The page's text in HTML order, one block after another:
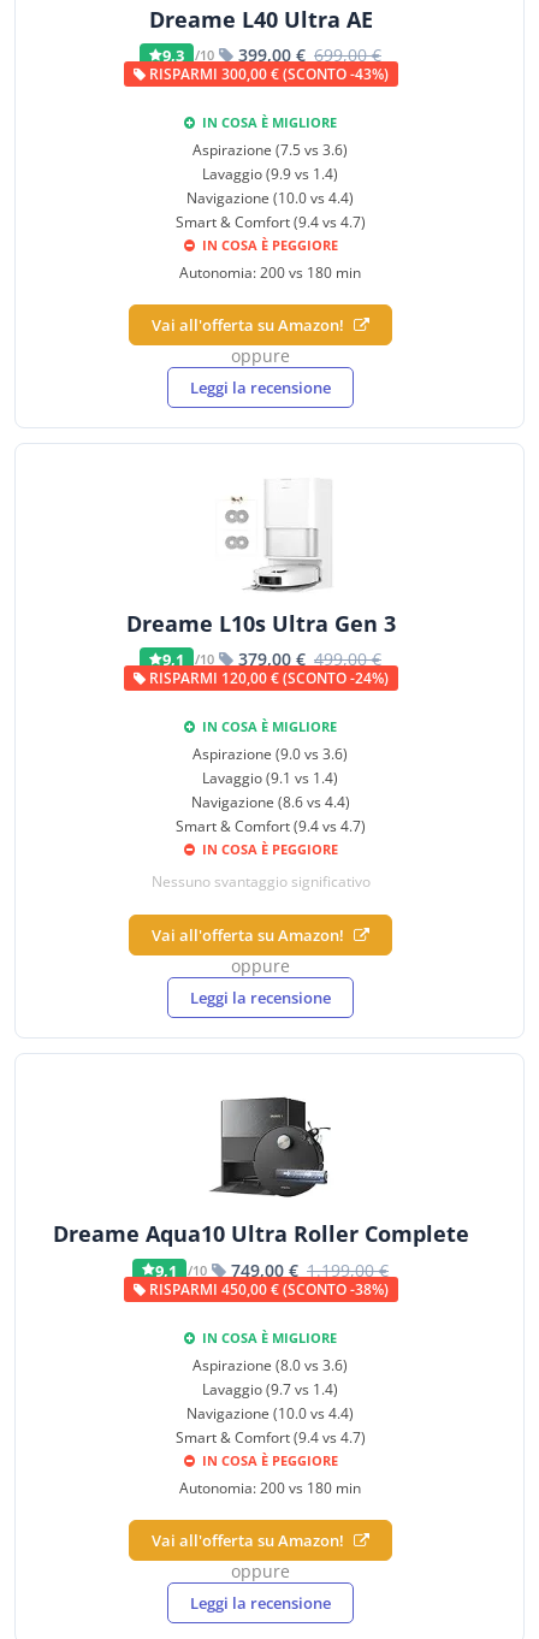
Dreame L40 Ultra AE
9,3 /10 399,00 € 699,00 €
RISPARMI 300,00 € (SCONTO -43%)
IN COSA È MIGLIORE
Aspirazione (7.5 vs 3.6)
Lavaggio (9.9 vs 1.4)
Navigazione (10.0 vs 4.4)
Smart & Comfort (9.4 vs 4.7)
IN COSA È PEGGIORE
Autonomia: 200 vs 180 min
Vai all'offerta su Amazon!
oppure
Leggi la recensione
Dreame L10s Ultra Gen 3
9,1 /10 379,00 € 499,00 €
RISPARMI 120,00 € (SCONTO -24%)
IN COSA È MIGLIORE
Aspirazione (9.0 vs 3.6)
Lavaggio (9.1 vs 1.4)
Navigazione (8.6 vs 4.4)
Smart & Comfort (9.4 vs 4.7)
IN COSA È PEGGIORE
Nessuno svantaggio significativo
Vai all'offerta su Amazon!
oppure
Leggi la recensione
Dreame Aqua10 Ultra Roller Complete
9,1 /10 749,00 € 1.199,00 €
RISPARMI 450,00 € (SCONTO -38%)
IN COSA È MIGLIORE
Aspirazione (8.0 vs 3.6)
Lavaggio (9.7 vs 1.4)
Navigazione (10.0 vs 4.4)
Smart & Comfort (9.4 vs 4.7)
IN COSA È PEGGIORE
Autonomia: 200 vs 180 min
Vai all'offerta su Amazon!
oppure
Leggi la recensione